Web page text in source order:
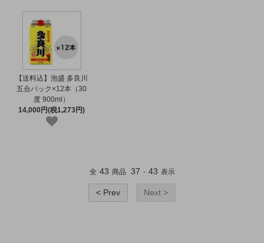
【送料込】泡盛 多良川
五合パック×12本（30
度 900ml）
14,000円(税1,273円)
全 43 商品 37 - 43 表示
< Prev Next >